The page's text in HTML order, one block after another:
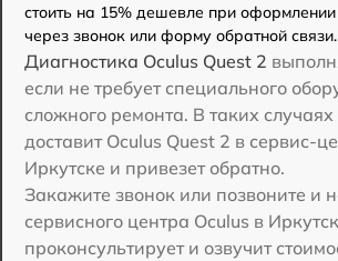
стоить на 15% дешевле при
через звонок или форму обратной связи.
Диагностика Oculus Quest 2
если не требует специального
сложного ремонта. В таких
доставит Oculus Quest 2 в сервис-
Иркутске и привезет обратно.
Закажите звонок или позвоните и
сервисного центра Oculus в
проконсультирует и озвучит